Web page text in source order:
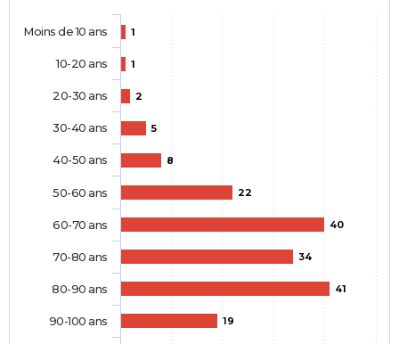
1
1
2
5
8
22
40
34
41
19
Moins de 10 ans
10-20 ans
20-30 ans
30-40 ans
40-50 ans
50-60 ans
60-70 ans
70-80 ans
80-90 ans
90-100 ans